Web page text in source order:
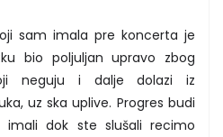
sam imala pre koncerta je
bio poljuljan upravo zbog
neguju i dalje dolazi iz
uz ska uplive. Progres budi
dok ste slušali recimo